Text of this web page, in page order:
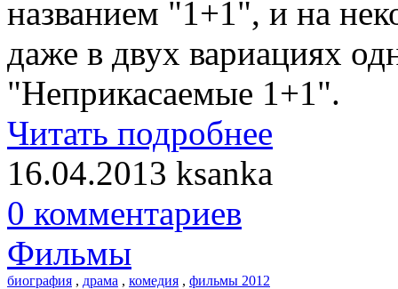
названием "1+1", и на
даже в двух вариациях
"Неприкасаемые 1+1".
Читать подробнее
16.04.2013 ksanka
0 комментариев
Фильмы
биография , драма , комедия , фильмы 2012